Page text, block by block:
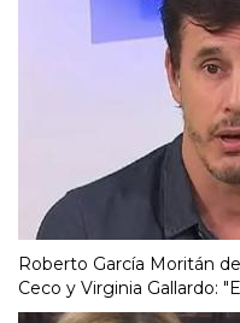
Roberto García Moritán
Ceco y Virginia Gallardo: